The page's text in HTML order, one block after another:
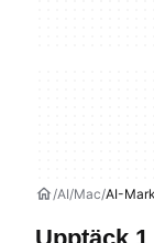
AI Mac AI-